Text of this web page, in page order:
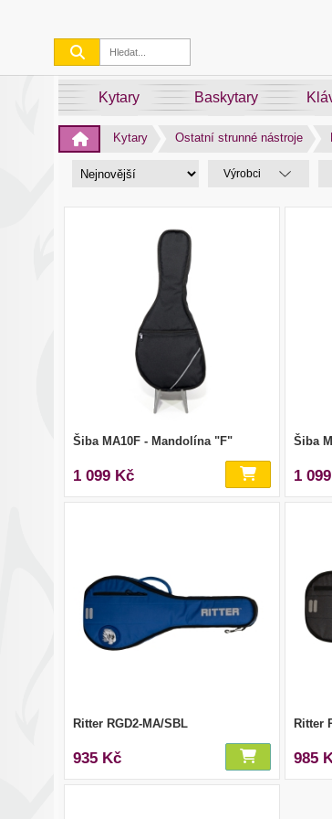
Kytary Baskytary
Kytary Ostatní strunné nástroje
Výrobci
Šiba MA10F - Mandolína "F"
1 099 Kč
Šiba
1
Ritter RGD2-MA/SBL
935 Kč
Ritter
985